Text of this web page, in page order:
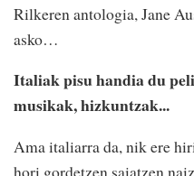
Rilkeren antologia, Jane
asko…
Italiak pisu handia du
musikak, hizkuntzak...
Ama italiarra da, nik ere
hori gordetzen saiatzen